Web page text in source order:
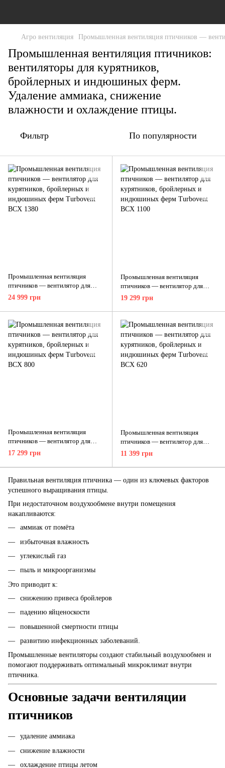
Агро вентиляция Промышленная вентиляция птичников —
Промышленная вентиляция птичников:
вентиляторы для курятников,
бройлерных и индюшиных ферм.
Удаление аммиака, снижение
влажности и охлаждение птицы.
Фильтр По популярности
Промышленная вентиляция
птичников — вентилятор для
курятников, бройлерных и
индюшиных ферм Turbovent
ВСХ 1380
24 999 грн
Промышленная вентиляция
птичников — вентилятор для
курятников, бройлерных и
индюшиных ферм Turbovent
ВСХ 1100
19 299 грн
Промышленная вентиляция
птичников — вентилятор для
курятников, бройлерных и
индюшиных ферм Turbovent
ВСХ 800
17 299 грн
Промышленная вентиляция
птичников — вентилятор для
курятников, бройлерных и
индюшиных ферм Turbovent
ВСХ 620
11 399 грн
Правильная вентиляция птичника — один из ключевых факторов
успешного выращивания птицы.
При недостаточном воздухообмене внутри помещения
накапливаются:
аммиак от помёта
избыточная влажность
углекислый газ
пыль и микроорганизмы
Это приводит к:
снижению привеса бройлеров
падению яйценоскости
повышенной смертности птицы
развитию инфекционных заболеваний.
Промышленные вентиляторы создают стабильный воздухообмен и
помогают поддерживать оптимальный микроклимат внутри
птичника.
Основные задачи вентиляции
птичников
удаление аммиака
снижение влажности
охлаждение птицы летом